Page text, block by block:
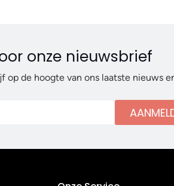
onze nieuwsbrief
op de hoogte van ons laatste nieuws